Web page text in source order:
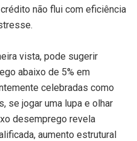
não flui com eficiência
vista, pode sugerir
abaixo de 5% em
celebradas como
se jogar uma lupa e olhar
desemprego revela
aumento estrutural